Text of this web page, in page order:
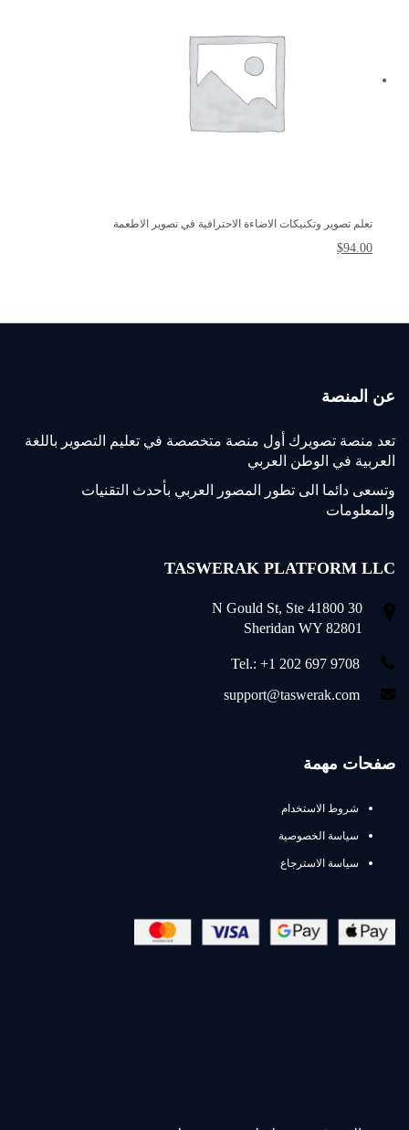
تعلم تصوير وتكنيكات الاضاءة الاحترافية في تصوير الاطعمة
$94.00
عن المنصة
تعد منصة تصويرك أول منصة متخصصة في تعليم التصوير باللغة
العربية في الوطن العربي
وتسعى دائما الى تطور المصور العربي بأحدث التقنيات
والمعلومات
TASWERAK PLATFORM LLC
30 N Gould St, Ste 41800
Sheridan WY 82801
Tel.: +1 202 697 9708
support@taswerak.com
صفحات مهمة
شروط الاستخدام
سياسة الخصوصية
سياسة الاسترجاع